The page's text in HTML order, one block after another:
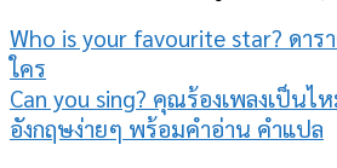
Who is your favourite star? ดา
ใคร
Can you sing? คุณร้องเพลงเป็น
อังกฤษง่ายๆ พร้อมคำอ่าน คำแปล